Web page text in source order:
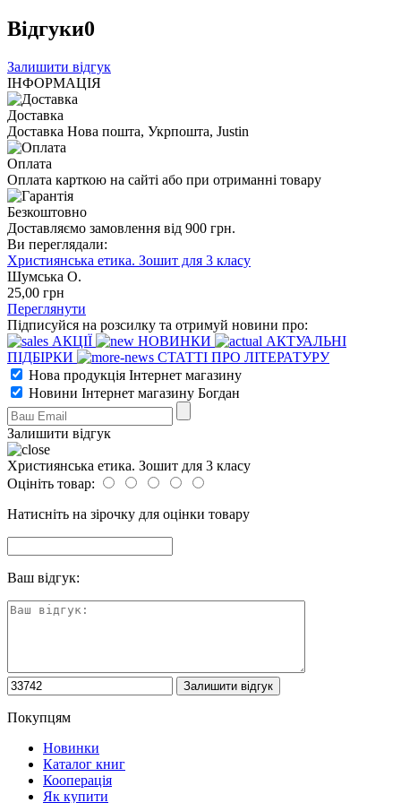
Відгуки0
Залишити відгук
ІНФОРМАЦІЯ
Доставка
Доставка Нова пошта, Укрпошта, Justin
Оплата
Оплата карткою на сайті або при отриманні товару
Безкоштовно
Доставляємо замовлення від 900 грн.
Ви переглядали:
Християнська етика. Зошит для 3 класу
Шумська О.
25,00 грн
Переглянути
Підписуйся на розсилку та отримуй новини про:
АКЦІЇ
НОВИНКИ
АКТУАЛЬНІ
ПІДБІРКИ
СТАТТІ ПРО ЛІТЕРАТУРУ
Нова продукція Інтернет магазину
Новини Інтернет магазину Богдан
Залишити відгук
Християнська етика. Зошит для 3 класу
Оцініть товар:
Натисніть на зірочку для оцінки товару
Ваш відгук:
Покупцям
Новинки
Каталог книг
Кооперація
Як купити